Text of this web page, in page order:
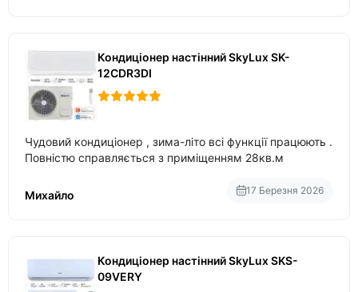
Кондиціонер настінний SkyLux SK-
12CDR3DI
Чудовий кондиціонер , зима-літо всі функції працюють .
Повністю справляється з приміщенням 28кв.м
Михайло 17 Березня 2026
Кондиціонер настінний SkyLux SKS-
09VERY